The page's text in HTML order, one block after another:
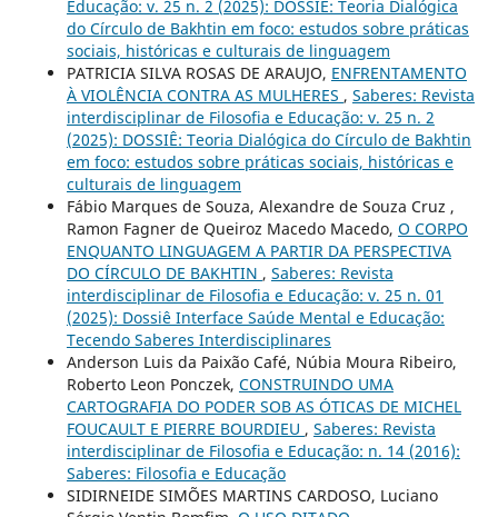
Educação: v. 25 n. 2 (2025): DOSSIÊ: Teoria Dialógica
do Círculo de Bakhtin em foco: estudos sobre práticas
sociais, históricas e culturais de linguagem
PATRICIA SILVA ROSAS DE ARAUJO, ENFRENTAMENTO
À VIOLÊNCIA CONTRA AS MULHERES , Saberes: Revista
interdisciplinar de Filosofia e Educação: v. 25 n. 2
(2025): DOSSIÊ: Teoria Dialógica do Círculo de Bakhtin
em foco: estudos sobre práticas sociais, históricas e
culturais de linguagem
Fábio Marques de Souza, Alexandre de Souza Cruz ,
Ramon Fagner de Queiroz Macedo Macedo, O CORPO
ENQUANTO LINGUAGEM A PARTIR DA PERSPECTIVA
DO CÍRCULO DE BAKHTIN , Saberes: Revista
interdisciplinar de Filosofia e Educação: v. 25 n. 01
(2025): Dossiê Interface Saúde Mental e Educação:
Tecendo Saberes Interdisciplinares
Anderson Luis da Paixão Café, Núbia Moura Ribeiro,
Roberto Leon Ponczek, CONSTRUINDO UMA
CARTOGRAFIA DO PODER SOB AS ÓTICAS DE MICHEL
FOUCAULT E PIERRE BOURDIEU , Saberes: Revista
interdisciplinar de Filosofia e Educação: n. 14 (2016):
Saberes: Filosofia e Educação
SIDIRNEIDE SIMÕES MARTINS CARDOSO, Luciano